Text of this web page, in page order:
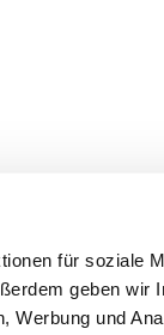
für soziale
geben wir
Werbung und